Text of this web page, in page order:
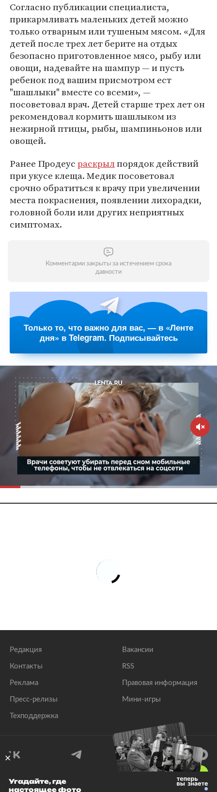
Согласно публикации специалиста,
прикармливать маленьких детей можно
только отварным или тушеным мясом. «Для
детей после трех лет берите на отдых
безопасно приготовленное мясо, рыбу или
овощи, надевайте на шампур — и пусть
ребенок под вашим присмотром ест
"шашлыки" вместе со всеми», —
посоветовал врач. Детей старше трех лет он
рекомендовал кормить шашлыком из
нежирной птицы, рыбы, шампиньонов или
овощей.
Ранее Продеусраскрылпорядок действий
при укусе клеща. Медик посоветовал
срочно обратиться к врачу при увеличении
места покраснения, появлении лихорадки,
головной боли или других неприятных
симптомах.
Комментарии закрыты за истечением срока
давности
Только то, что важно для вас, — в «Ленте
дня» в Telegram. Подписывайтесь
Редакция
Контакты
Реклама
Пресс-релизы
Техподдержка
Вакансии
RSS
Правовая информация
Мини-игры
© 1999–2026 Все права защищены.
Угадайте, где
настоящее фото